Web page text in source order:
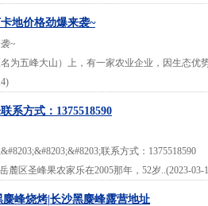
地价格劲爆来袭~
~
为五峰大山）上，有一家农业企业，因生态优
系方式：1375518590
联系方式：1375518590
麓区圣峰果农家乐在2005那年，52岁..(2023-03-
峰烧烤|长沙黑麋峰露营地址